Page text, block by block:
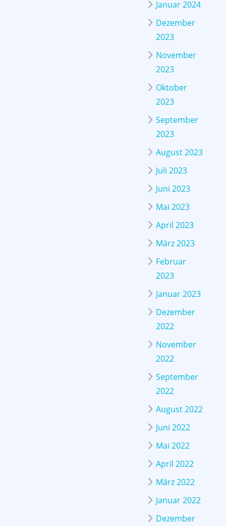
Januar 2024
Dezember
2023
November
2023
Oktober
2023
September
2023
August 2023
Juli 2023
Juni 2023
Mai 2023
April 2023
März 2023
Februar
2023
Januar 2023
Dezember
2022
November
2022
September
2022
August 2022
Juni 2022
Mai 2022
April 2022
März 2022
Januar 2022
Dezember